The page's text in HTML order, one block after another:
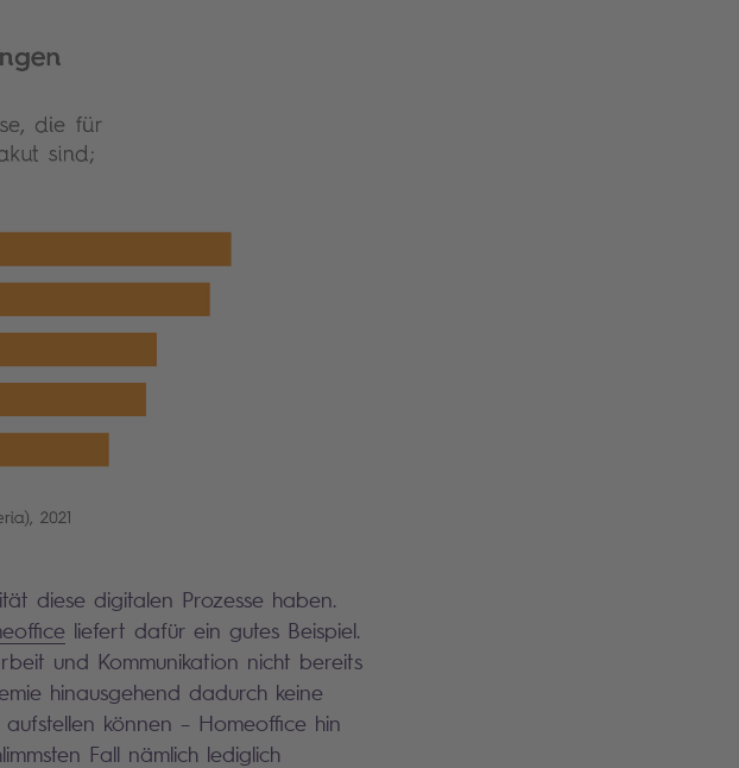
diese digitalen Prozesse haben.
liefert dafür ein gutes Beispiel.
und Kommunikation nicht bereits
hinausgehend dadurch keine
können – Homeoffice hin
Fall nämlich lediglich